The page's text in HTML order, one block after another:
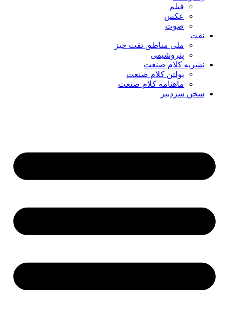
فیلم
عکس
صوت
نفت
ملی مناطق نفت خیز
پتروشیمی
نشریه کلام صنعت
بولتن کلام صنعت
ماهنامه کلام صنعت
سخن سردبیر